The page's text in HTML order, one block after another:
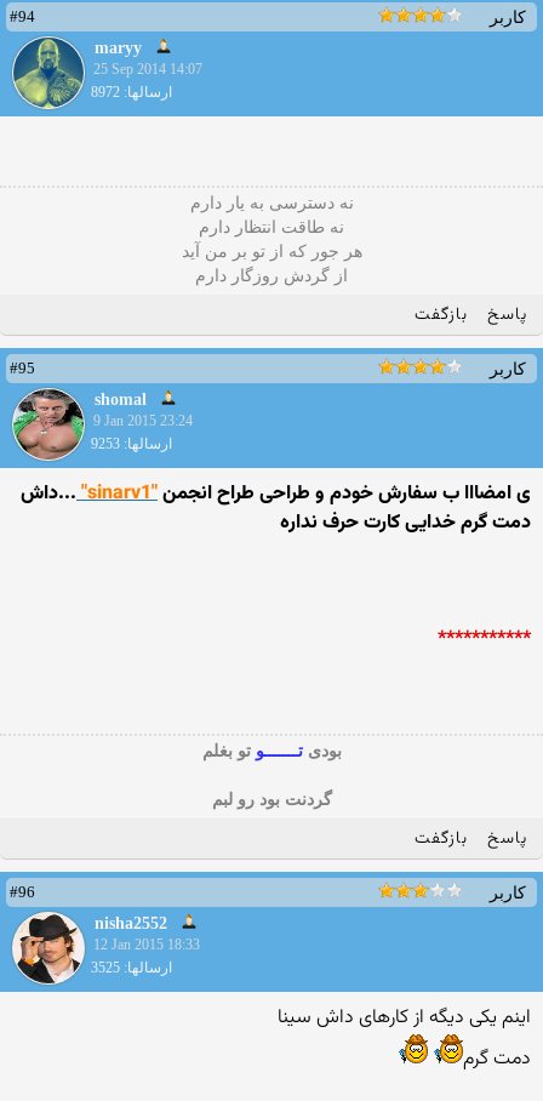
کاربر
#94
maryy
25 Sep 2014 14:07
ارسالها: 8972
نه دسترسی به یار دارم
نه طاقت انتظار دارم
هر جور که از تو بر من آید
از گردش روزگار دارم
پاسخ بازگفت
کاربر
#95
shomal
9 Jan 2015 23:24
ارسالها: 9253
ی امضااا ب سفارش خودم و طراحی طراح انجمن"sinarv1"
...داش
دمت گرم خدایی کارت حرف نداره
***********
بودیتـــــــوتو بغلم
گردنت بود رو لبم
پاسخ بازگفت
کاربر
#96
nisha2552
12 Jan 2015 18:33
ارسالها: 3525
اینم یکی دیگه از کارهای داش سینا
دمت گرم